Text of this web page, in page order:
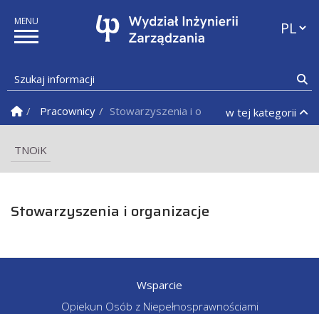
Szukaj informacji
Strona Główna
Pracownicy Stowarzyszenia i organizacjew tej kategorii
TNOiK
Stowarzyszenia i organizacje
Wsparcie
Opiekun Osób z Niepełnosprawnościami